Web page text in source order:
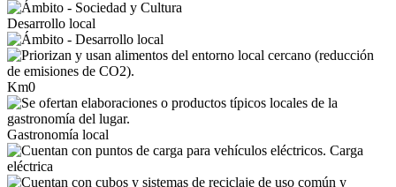
Desarrollo local
Km0
Gastronomía local
Carga
eléctrica